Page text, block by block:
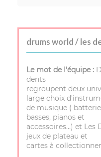
drums world / les
Le mot de l’équipe :
dents
regroupent deux
large choix
de musique (
basses, pianos et
accessoires…) et Les
jeux de plateau et
cartes à